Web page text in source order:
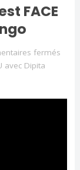
FACE
fermés
avec Dipita